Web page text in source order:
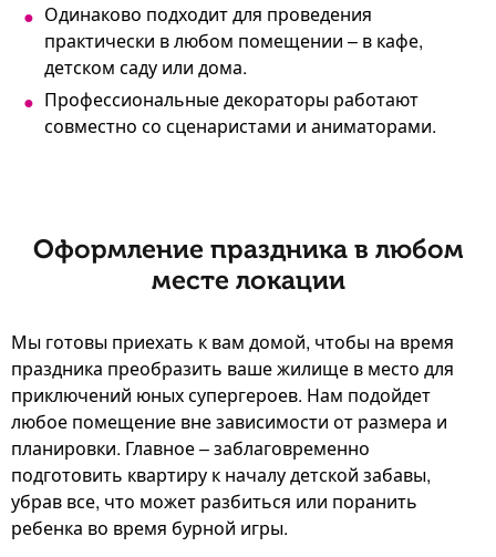
Одинаково подходит для проведения
практически в любом помещении – в кафе,
детском саду или дома.
Профессиональные декораторы работают
совместно со сценаристами и аниматорами.
Оформление праздника в любом
месте локации
Мы готовы приехать к вам домой, чтобы на время
праздника преобразить ваше жилище в место для
приключений юных супергероев. Нам подойдет
любое помещение вне зависимости от размера и
планировки. Главное – заблаговременно
подготовить квартиру к началу детской забавы,
убрав все, что может разбиться или поранить
ребенка во время бурной игры.